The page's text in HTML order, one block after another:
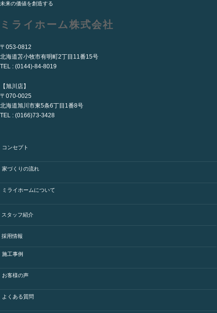
未来の価値を創造する
ミライホーム株式会社
〒053-0812
北海道苫小牧市有明町2丁目11番15号
TEL : (0144)-84-8019
【旭川店】
〒070-0025
北海道旭川市東5条6丁目1番8号
TEL : (0166)73-3428
コンセプト
家づくりの流れ
ミライホームについて
スタッフ紹介
採用情報
施工事例
お客様の声
よくある質問